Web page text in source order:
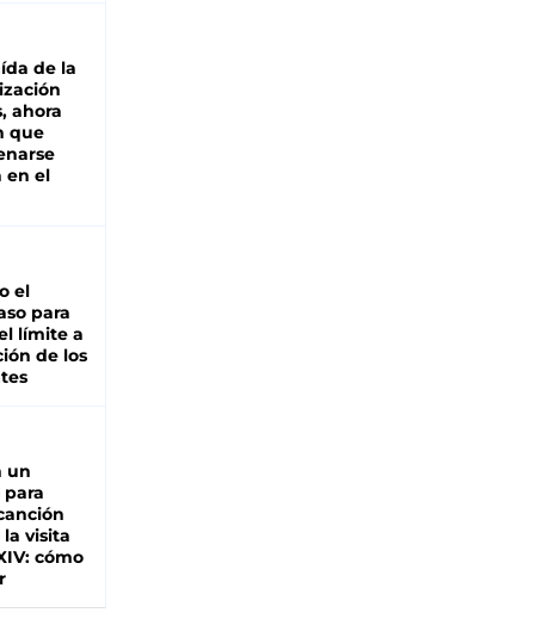
de la
ahora
que
en el
el
para
límite a
de los
un
para
visita
cómo